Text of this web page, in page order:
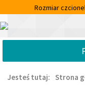
do
głównej
do
wyszukiwarki
Rozmiar
Centrum
Kultury
Biblioteka
im.Jesteś tutaj: Strona